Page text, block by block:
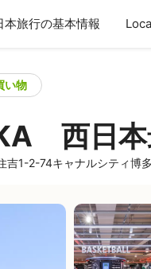
本旅行の基本情報
い物
西日本
1-2-74キャナルシティ博